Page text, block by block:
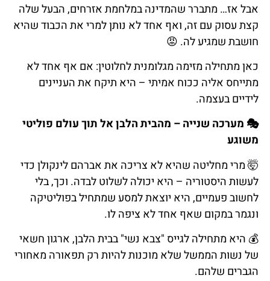
אבל אז… מתברר שהמדינה במלחמת אזרחים, הבעל שלה
קצת עסוק עם זה, ואף אחד לא נותן למרי את הכבוד שהיא
חושבת שמגיע לה. 😡
כאן מתחילה מזימה מגלומנית לחלוטין: אם אף אחד לא
מתייחס אליה ככוח אמיתי – היא תיקח את העניינים
לידיים בעצמה.
🎭 מערכה שנייה – מהבית הלבן אל תוך עולם פוליטי
משוגע
🤯 מרי מחליטה שהיא לא צריכה את אברהם לינקולן כדי
לעשות היסטוריה – היא יכולה לשלוט לבדה. וכך, בלי
לחשוב פעמיים, היא יוצאת למסע שמתחיל בפוליטיקה
ונגמר במקום שאף אחד לא ציפה לו.
💰 היא מתחילה לגייס "צבא נשי" בבית הלבן, ארגון חשאי
של נשות הממשל שלא מוכנות להיות רק תפאורה מאחורי
הגברים שלהם.